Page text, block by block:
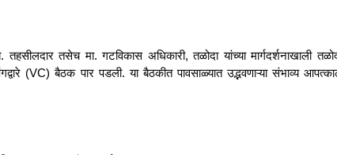
तसेच मा. गटविकास अधिकारी, तळोदा यांच्या मार्गदर्शनाखाली
(VC) बैठक पार पडली. या बैठकीत पावसाळ्यात उद्भवणाऱ्या संभाव्य